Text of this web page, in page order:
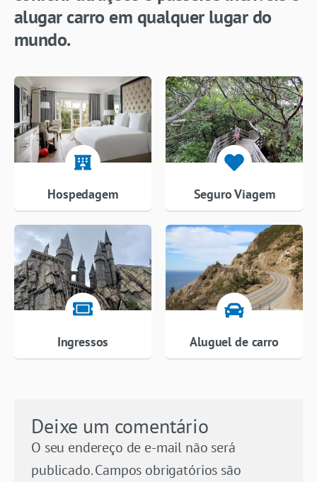
alugar carro em qualquer lugar do
mundo.
Hospedagem Seguro Viagem
Ingressos Aluguel de carro
Deixe um comentário
O seu endereço de e-mail não será
publicado. Campos obrigatórios são